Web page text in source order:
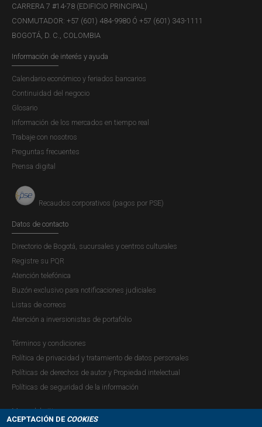
ACEPTACIÓN DE COOKIES
CARRERA 7 #14-78 (EDIFICIO PRINCIPAL)
CONMUTADOR: +57 (601) 484-9980 Ó +57 (601) 343-1111
BOGOTÁ, D. C., COLOMBIA
Información de interés y ayuda
Calendario económico y feriados bancarios
Continuidad del negocio
Glosario
Información de los mercados en tiempo real
Trabaje con nosotros
Preguntas frecuentes
Prensa digital
Recaudos corporativos (pagos por PSE)
Datos de contacto
Directorio de Bogotá, sucursales y centros culturales
Registre su PQR
Atención telefónica
Buzón exclusivo para notificaciones judiciales
Listas de correos
Atención a inversionistas de portafolio
Términos y condiciones
Política de privacidad y tratamiento de datos personales
Políticas de derechos de autor y Propiedad intelectual
Políticas de seguridad de la información
Mapa del sitio